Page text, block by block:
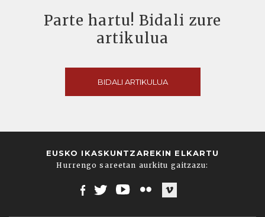
Parte hartu! Bidali zure
artikulua
BIDALI ARTIKULUA
EUSKO IKASKUNTZAREKIN ELKARTU
Hurrengo sareetan aurkitu gaitzazu: